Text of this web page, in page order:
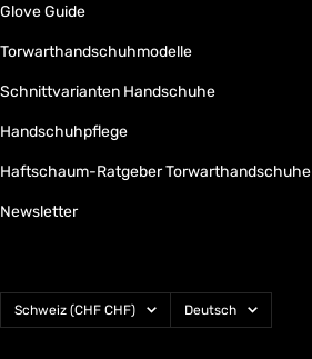
Glove Guide
Torwarthandschuhmodelle
Schnittvarianten Handschuhe
Handschuhpflege
Haftschaum-Ratgeber Torwarthandschuhe
Newsletter
Land/Region
Schweiz (CHF CHF) Sprache
Deutsch